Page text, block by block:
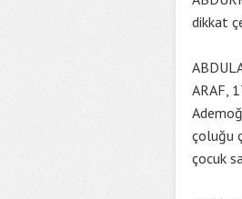
dikkat
ARAF,
çoluğu
çocuk